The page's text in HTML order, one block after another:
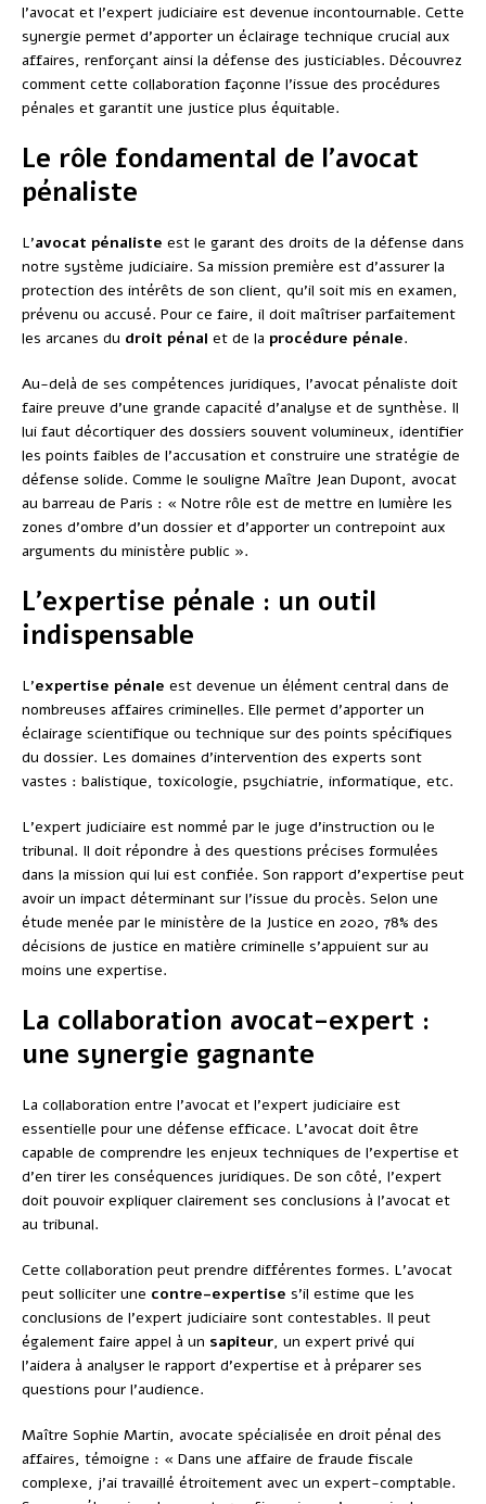
l’avocat et l’expert judiciaire est devenue incontournable. Cette
synergie permet d’apporter un éclairage technique crucial aux
affaires, renforçant ainsi la défense des justiciables. Découvrez
comment cette collaboration façonne l’issue des procédures
pénales et garantit une justice plus équitable.
Le rôle fondamental de l’avocat
pénaliste
L’avocat pénaliste est le garant des droits de la défense dans
notre système judiciaire. Sa mission première est d’assurer la
protection des intérêts de son client, qu’il soit mis en examen,
prévenu ou accusé. Pour ce faire, il doit maîtriser parfaitement
les arcanes du droit pénal et de la procédure pénale.
Au-delà de ses compétences juridiques, l’avocat pénaliste doit
faire preuve d’une grande capacité d’analyse et de synthèse. Il
lui faut décortiquer des dossiers souvent volumineux, identifier
les points faibles de l’accusation et construire une stratégie de
défense solide. Comme le souligne Maître Jean Dupont, avocat
au barreau de Paris : « Notre rôle est de mettre en lumière les
zones d’ombre d’un dossier et d’apporter un contrepoint aux
arguments du ministère public ».
L’expertise pénale : un outil
indispensable
L’expertise pénale est devenue un élément central dans de
nombreuses affaires criminelles. Elle permet d’apporter un
éclairage scientifique ou technique sur des points spécifiques
du dossier. Les domaines d’intervention des experts sont
vastes : balistique, toxicologie, psychiatrie, informatique, etc.
L’expert judiciaire est nommé par le juge d’instruction ou le
tribunal. Il doit répondre à des questions précises formulées
dans la mission qui lui est confiée. Son rapport d’expertise peut
avoir un impact déterminant sur l’issue du procès. Selon une
étude menée par le ministère de la Justice en 2020, 78% des
décisions de justice en matière criminelle s’appuient sur au
moins une expertise.
La collaboration avocat-expert :
une synergie gagnante
La collaboration entre l’avocat et l’expert judiciaire est
essentielle pour une défense efficace. L’avocat doit être
capable de comprendre les enjeux techniques de l’expertise et
d’en tirer les conséquences juridiques. De son côté, l’expert
doit pouvoir expliquer clairement ses conclusions à l’avocat et
au tribunal.
Cette collaboration peut prendre différentes formes. L’avocat
peut solliciter une contre-expertise s’il estime que les
conclusions de l’expert judiciaire sont contestables. Il peut
également faire appel à un sapiteur, un expert privé qui
l’aidera à analyser le rapport d’expertise et à préparer ses
questions pour l’audience.
Maître Sophie Martin, avocate spécialisée en droit pénal des
affaires, témoigne : « Dans une affaire de fraude fiscale
complexe, j’ai travaillé étroitement avec un expert-comptable.